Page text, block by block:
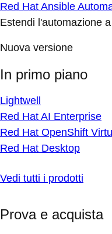
Red Hat Ansible
Estendi l'automazione
Nuova versione
In primo piano
Lightwell
Red Hat AI Enterprise
Red Hat OpenShift
Red Hat Desktop
Vedi tutti i prodotti
Prova e acquista